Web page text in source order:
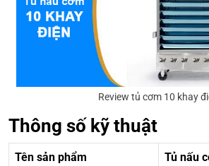
Review tủ cơm 10 khay
Thông số kỹ thuật
Tên sản phẩm Tủ nấu